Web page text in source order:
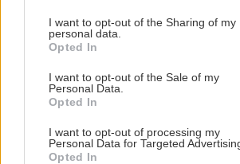
not limited to your visit or usage
grant or deny consent to Google and its
use your data for below specified
consent section.
I want to opt-out of the Sharing of my
personal data.
Opted In
I want to opt-out of the Sale of my
Personal Data.
Opted In
I want to opt-out of processing my
Personal Data for Targeted
Opted In
ότι δεν θυμάμαι ποτέ να
μου τα μανιτάρια, αντίθετα τα
συχνά στο ξύπνιο μου. Αλήθεια,
ονειρευτεί ποτέ μανιτάρια; Κι αν